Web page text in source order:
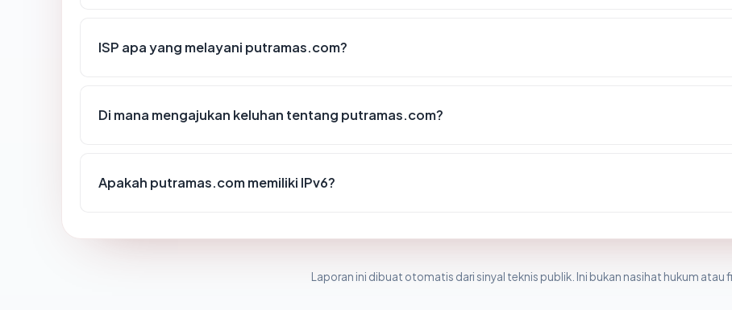
ISP apa yang melayani putramas.com?
Di mana mengajukan keluhan tentang putramas.com?
Apakah putramas.com memiliki IPv6?
Laporan ini dibuat otomatis dari sinyal teknis publik. Ini bukan nasihat hukum atau